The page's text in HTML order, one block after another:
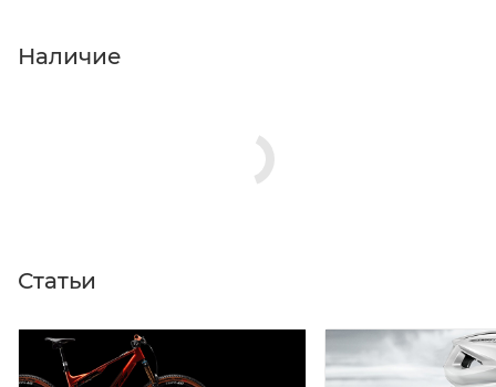
Нажмите кнопку «Оформить заказ».
Наличие
Статьи